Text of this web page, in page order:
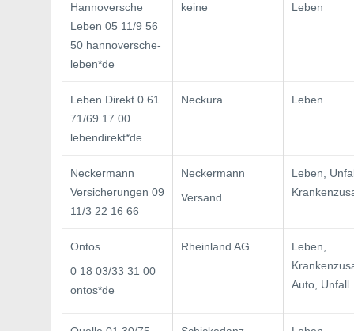
Hannoversche
Leben 05 11/9 56
50 hannoversche-
leben*de
keine Leben
Leben Direkt 0 61
71/69 17 00
lebendirekt*de
Neckura Leben
Neckermann
Versicherungen 09
11/3 22 16 66
Neckermann
Versand
Leben,
Ontos
0 18 03/33 31 00
ontos*de
Rheinland AG
Leben,
Auto, Unfall